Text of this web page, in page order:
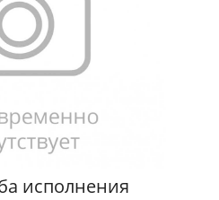
исполнения